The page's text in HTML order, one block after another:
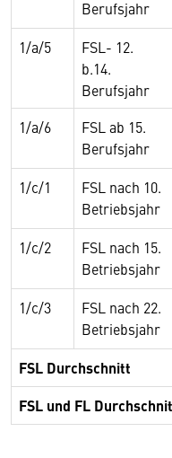
Berufsjahr
1/a/5
FSL- 12.
b.14.
Berufsjahr
1/a/6
FSL ab 15.
Berufsjahr
1/c/1
FSL nach 10.
Betriebsjahr
1/c/2
FSL nach 15.
Betriebsjahr
1/c/3
FSL nach 22.
Betriebsjahr
FSL Durchschnitt
FSL und FL